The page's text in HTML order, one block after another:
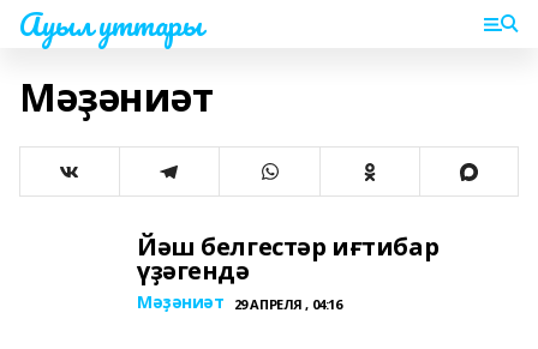
Ауыл уттары
Мәҙәниәт
Йәш белгестәр иғтибар
үҙәгендә
Мәҙәниәт 29 АПРЕЛЯ , 04:16